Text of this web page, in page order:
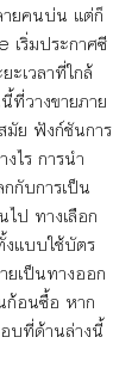
ายคนบ่น แต่ก็
เริ่มประกาศซี
ะเวลาที่ใกล้
ที่วางขายภาย
ย ฟังก์ชันการ
ไร การนำ
กับการเป็น
ไป ทางเลือก
งแบบใช้บัตร
ยเป็นทางออก
ก้อนซื้อ หาก
บที่ด้านล่างนี้